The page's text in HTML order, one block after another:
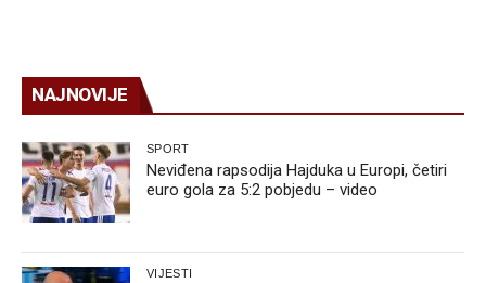
NAJNOVIJE
SPORT
Neviđena rapsodija Hajduka u Europi, četiri
euro gola za 5:2 pobjedu – video
VIJESTI